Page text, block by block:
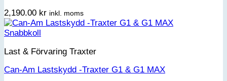
2,190.00 kr inkl. moms
Snabbkoll
Last & Förvaring Traxter
Can-Am Lastskydd -Traxter G1 & G1 MAX